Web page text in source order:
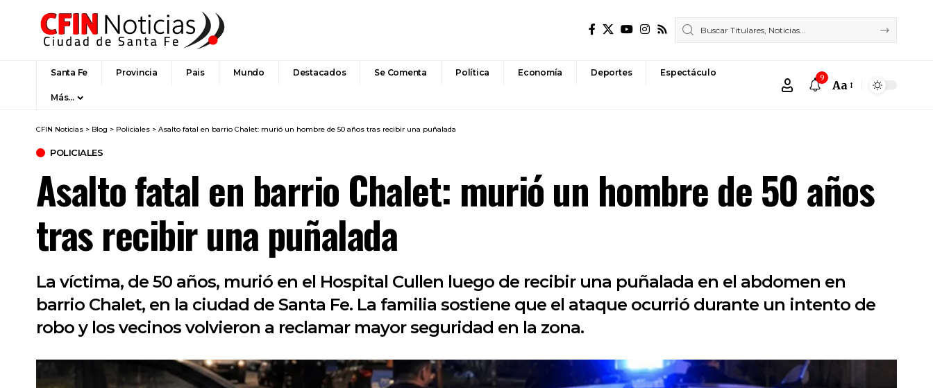
Santa Fe Provincia Pais Mundo Destacados Se Comenta Política Economía Deportes Espectáculo
Más…
9
Font
Aa
CFIN Noticias > Blog > Policiales > Asalto fatal en barrio Chalet: murió un hombre de 50 años tras recibir una puñalada
POLICIALES
Asalto fatal en barrio Chalet: murió un hombre de 50 años
tras recibir una puñalada
La víctima, de 50 años, murió en el Hospital Cullen luego de recibir una puñalada en el abdomen en
barrio Chalet, en la ciudad de Santa Fe. La familia sostiene que el ataque ocurrió durante un intento de
robo y los vecinos volvieron a reclamar mayor seguridad en la zona.